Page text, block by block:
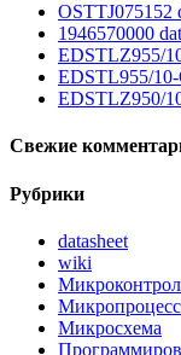
OSTTJ075152
1946570000
EDSTLZ955/
EDSTL955/10-
EDSTLZ950/
Свежие
Рубрики
datasheet
wiki
Микросхема